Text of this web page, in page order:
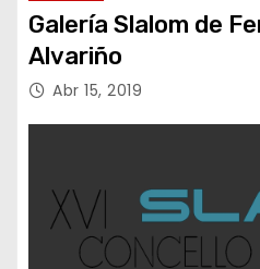
Galería Slalom de
Alvariño
Abr 15, 2019